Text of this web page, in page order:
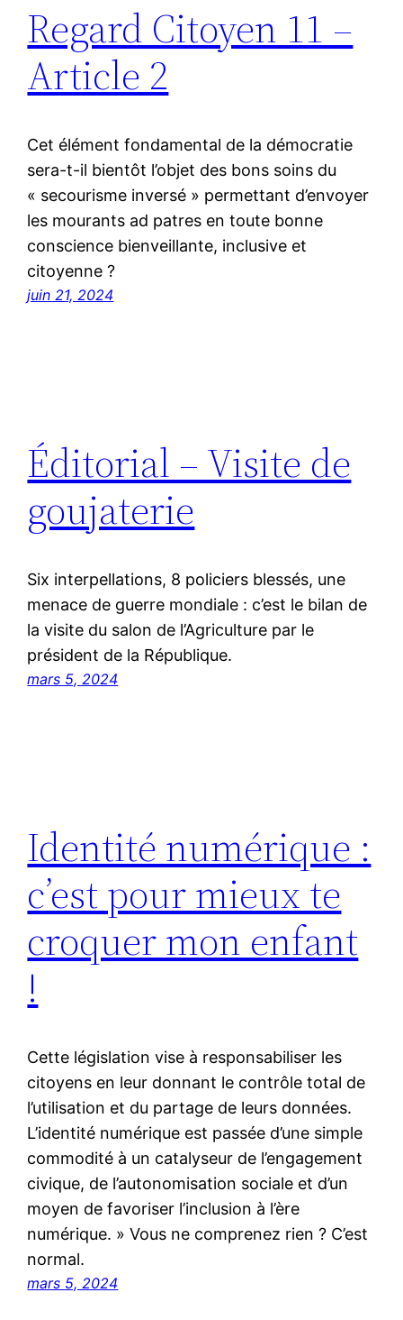
Regard Citoyen 11 –
Article 2
Cet élément fondamental de la démocratie
sera-t-il bientôt l’objet des bons soins du
« secourisme inversé » permettant d’envoyer
les mourants ad patres en toute bonne
conscience bienveillante, inclusive et
citoyenne ?
juin 21, 2024
Éditorial – Visite de
goujaterie
Six interpellations, 8 policiers blessés, une
menace de guerre mondiale : c’est le bilan de
la visite du salon de l’Agriculture par le
président de la République.
mars 5, 2024
Identité numérique :
c’est pour mieux te
croquer mon enfant
!
Cette législation vise à responsabiliser les
citoyens en leur donnant le contrôle total de
l’utilisation et du partage de leurs données.
L’identité numérique est passée d’une simple
commodité à un catalyseur de l’engagement
civique, de l’autonomisation sociale et d’un
moyen de favoriser l’inclusion à l’ère
numérique. » Vous ne comprenez rien ? C’est
normal.
mars 5, 2024